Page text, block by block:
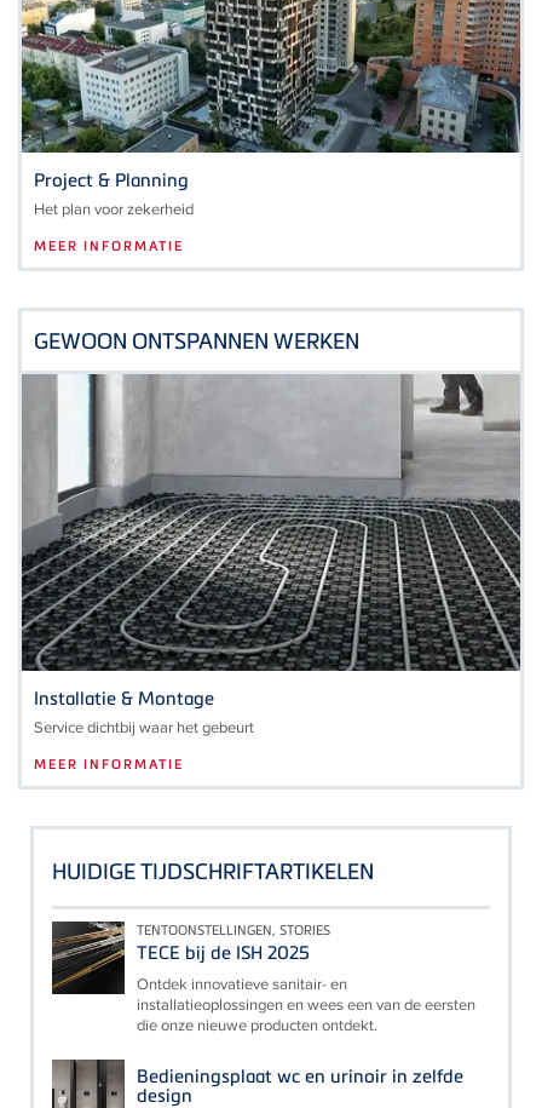
Project & Planning
Het plan voor zekerheid
MEER INFORMATIE
GEWOON ONTSPANNEN WERKEN
Installatie & Montage
Service dichtbij waar het gebeurt
MEER INFORMATIE
HUIDIGE TIJDSCHRIFTARTIKELEN
TENTOONSTELLINGEN, STORIES
TECE bij de ISH 2025
Ontdek innovatieve sanitair- en
installatieoplossingen en wees een van de eersten
die onze nieuwe producten ontdekt.
Bedieningsplaat wc en urinoir in zelfde
design